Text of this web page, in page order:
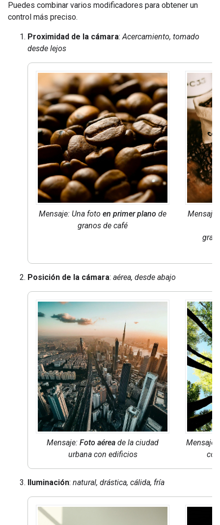
Puedes combinar varios modificadores para obtener un
control más preciso.
Proximidad de la cámara:Acercamiento, tomado
desde lejos
Mensaje: Una foto en primer plano de
granos de café
Posición de la cámara: aérea, desde abajo
Mensaje: Foto aérea de la ciudad
urbana con edificios
Mensaje:
Iluminación: natural, drástica, cálida, fría